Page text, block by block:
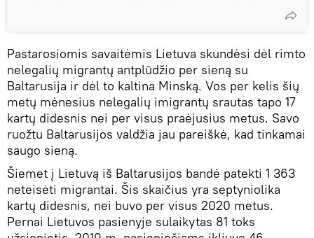
Pastarosiomis savaitėmis Lietuva skundėsi dėl rimto
nelegalių migrantų antplūdžio per sieną su
Baltarusija ir dėl to kaltina Minską. Vos per kelis šių
metų mėnesius nelegalių imigrantų srautas tapo 17
kartų didesnis nei per visus praėjusius metus. Savo
ruožtu Baltarusijos valdžia jau pareiškė, kad tinkamai
saugo sieną.
Šiemet į Lietuvą iš Baltarusijos bandė patekti 1 363
neteisėti migrantai. Šis skaičius yra septyniolika
kartų didesnis, nei buvo per visus 2020 metus.
Pernai Lietuvos pasienyje sulaikytas 81 toks